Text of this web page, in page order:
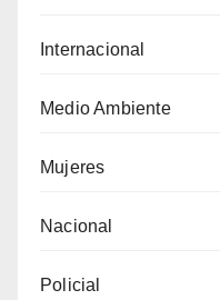
Internacional
Medio Ambiente
Mujeres
Nacional
Policial